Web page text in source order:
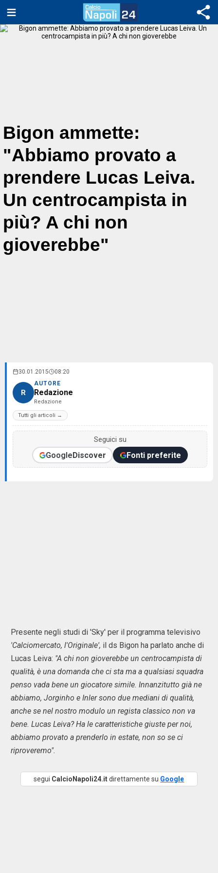
Bigon ammette:
"Abbiamo provato a
prendere Lucas Leiva.
Un centrocampista in
più? A chi non
gioverebbe"
30.01.2015 08:20
R
AUTORE
Redazione
Redazione
Tutti gli articoli →
Seguici su
GoogleDiscover Fonti preferite
Presente negli studi di 'Sky' per il programma televisivo
'Calciomercato, l'Originale', il ds Bigon ha parlato anche di
Lucas Leiva: "A chi non gioverebbe un centrocampista di
qualità, è una domanda che ci sta ma a qualsiasi squadra
penso vada bene un giocatore simile. Innanzitutto già ne
abbiamo, Jorginho e Inler sono due mediani di qualità,
anche se nel nostro modulo un regista classico non va
bene. Lucas Leiva? Ha le caratteristiche giuste per noi,
abbiamo provato a prenderlo in estate, non so se ci
riproveremo".
segui CalcioNapoli24.itdirettamente su Google